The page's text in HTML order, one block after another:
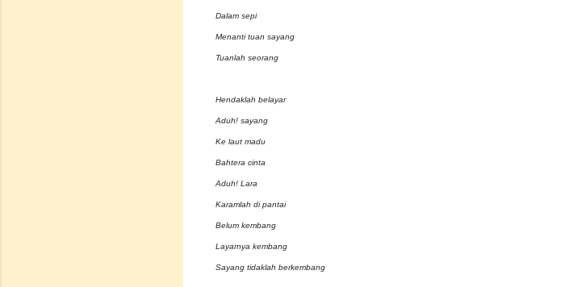
Dalam sepi
Menanti tuan sayang
Tuanlah seorang
Hendaklah belayar
Aduh! sayang
Ke laut madu
Bahtera cinta
Aduh! Lara
Karamlah di pantai
Belum kembang
Layarnya kembang
Sayang tidaklah berkembang